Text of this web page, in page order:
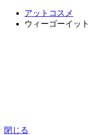
アットコスメ
ウィーゴーイット
閉じる